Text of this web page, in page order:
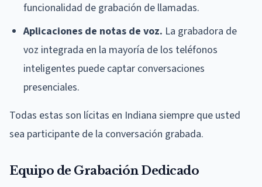
funcionalidad de grabación de llamadas.
Aplicaciones de notas de voz. La grabadora de
voz integrada en la mayoría de los teléfonos
inteligentes puede captar conversaciones
presenciales.
Todas estas son lícitas en Indiana siempre que usted
sea participante de la conversación grabada.
Equipo de Grabación Dedicado